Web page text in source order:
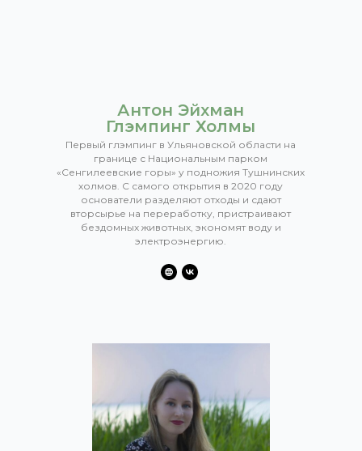
Антон Эйхман
Глэмпинг Холмы
Первый глэмпинг в Ульяновской области на
границе с Национальным парком
«Сенгилеевские горы» у подножия Тушнинских
холмов. С самого открытия в 2020 году
основатели разделяют отходы и сдают
вторсырье на переработку, пристраивают
бездомных животных, экономят воду и
электроэнергию.